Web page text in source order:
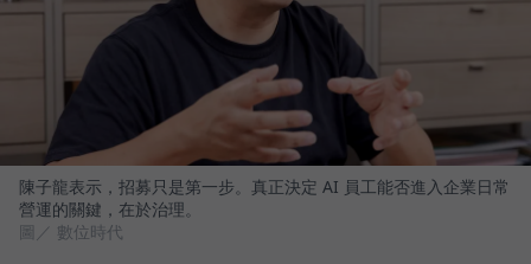
陳子龍表示，招募只是第一步。真正決定 AI 員工能否進入企業日常
營運的關鍵，在於治理。
圖／ 數位時代